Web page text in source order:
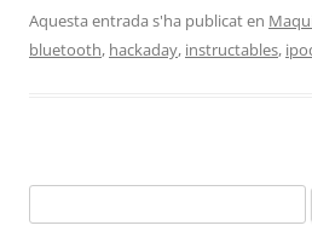
Aquesta entrada s'ha publicat en
bluetooth, hackaday, instructables,